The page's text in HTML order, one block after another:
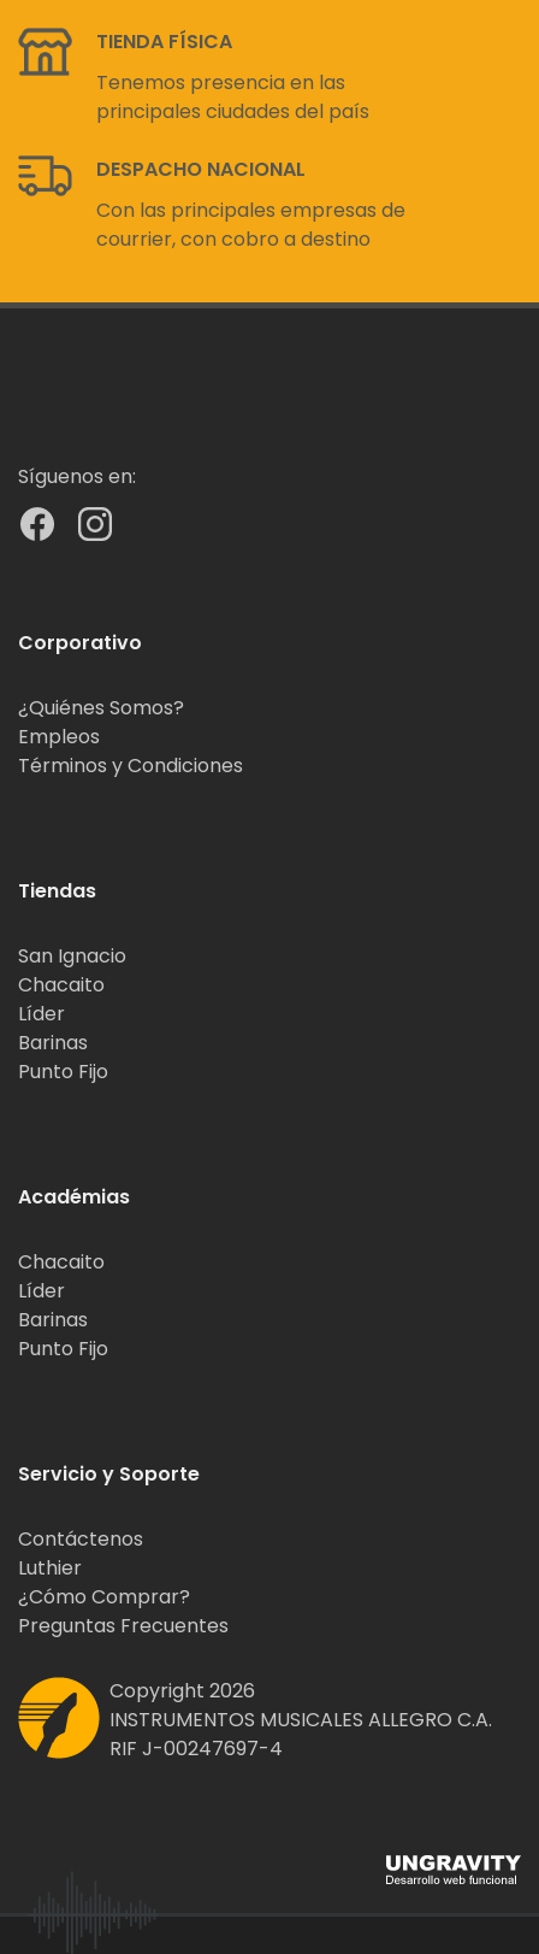
TIENDA FÍSICA
Tenemos presencia en las
principales ciudades del país
DESPACHO NACIONAL
Con las principales empresas de
courrier, con cobro a destino
Síguenos en:
Corporativo
¿Quiénes Somos?
Empleos
Términos y Condiciones
Tiendas
San Ignacio
Chacaito
Líder
Barinas
Punto Fijo
Académias
Chacaito
Líder
Barinas
Punto Fijo
Servicio y Soporte
Contáctenos
Luthier
¿Cómo Comprar?
Preguntas Frecuentes
Copyright 2026
INSTRUMENTOS MUSICALES ALLEGRO C.A.
RIF J-00247697-4